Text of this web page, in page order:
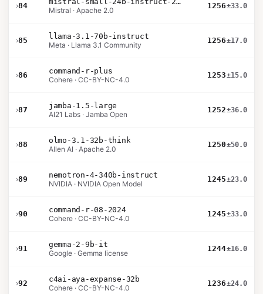
›84
Mistral · Apache 2.0
1256±33.0
›85
llama-3.1-70b-instruct
Meta · Llama 3.1 Community
1256±17.0
›86
command-r-plus
Cohere · CC-BY-NC-4.0
1253±15.0
›87
jamba-1.5-large
AI21 Labs · Jamba Open
1252±36.0
›88
olmo-3.1-32b-think
Allen AI · Apache 2.0
1250±50.0
›89
nemotron-4-340b-instruct
NVIDIA · NVIDIA Open Model
1245±23.0
›90
command-r-08-2024
Cohere · CC-BY-NC-4.0
1245±33.0
›91
gemma-2-9b-it
Google · Gemma license
1244±16.0
›92
c4ai-aya-expanse-32b
Cohere · CC-BY-NC-4.0
1236±24.0